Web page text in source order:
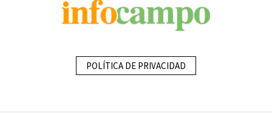
POLÍTICA DE PRIVACIDAD